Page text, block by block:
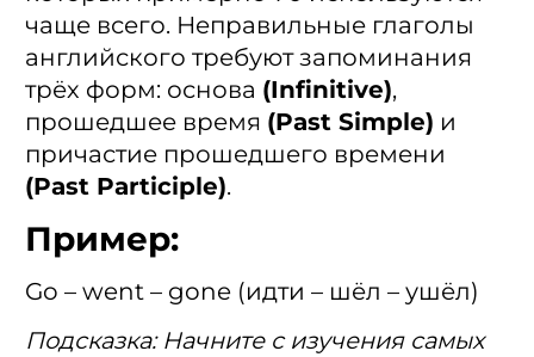
чаще всего. Неправильные глаголы
английского требуют запоминания
трёх форм: основа (Infinitive),
прошедшее время (Past Simple) и
причастие прошедшего времени
(Past Participle).
Пример:
Go – went – gone (идти – шёл – ушёл)
Подсказка: Начните с изучения самых